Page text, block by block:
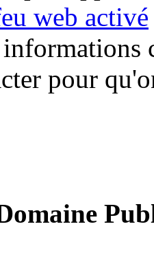
web activé
pour